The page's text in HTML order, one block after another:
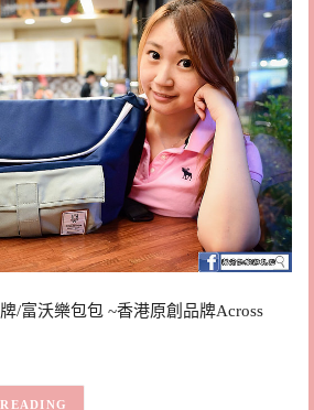
/富沃樂包包 ~香港原創品牌Across